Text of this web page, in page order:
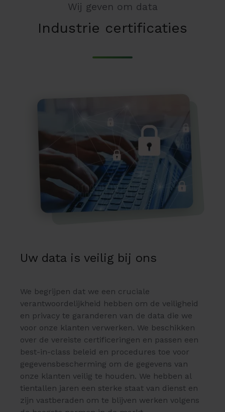
Wij geven om data
Industrie certificaties
Uw data is veilig bij ons
We begrijpen dat we een cruciale
verantwoordelijkheid hebben om de veiligheid
en privacy te garanderen van de data die we
voor onze klanten verwerken. We beschikken
over de vereiste certificeringen en passen een
best-in-class beleid en procedures toe voor
gegevensbescherming om de gegevens van
onze klanten veilig te houden. We hebben al
tientallen jaren een sterke staat van dienst en
zijn vastberaden om te blijven werken volgens